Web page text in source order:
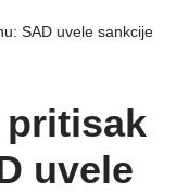
SAD uvele sankcije
pritisak
uvele